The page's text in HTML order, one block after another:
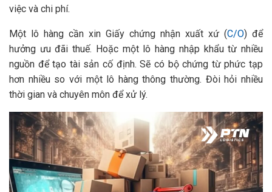
việc và chi phí.
Một lô hàng cần xin Giấy chứng nhận xuất xứ (C/O) để
hưởng ưu đãi thuế. Hoặc một lô hàng nhập khẩu từ nhiều
nguồn để tạo tài sản cố định. Sẽ có bộ chứng từ phức tạp
hơn nhiều so với một lô hàng thông thường. Đòi hỏi nhiều
thời gian và chuyên môn để xử lý.